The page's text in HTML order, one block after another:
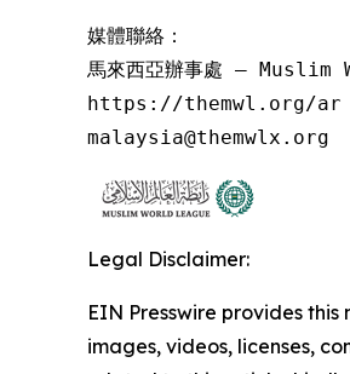
媒體聯絡：
馬來西亞辦事處 – Muslim
https://themwl.org/ar
malaysia@themwlx.org
Legal Disclaimer:
EIN Presswire provides
images, videos, licenses,